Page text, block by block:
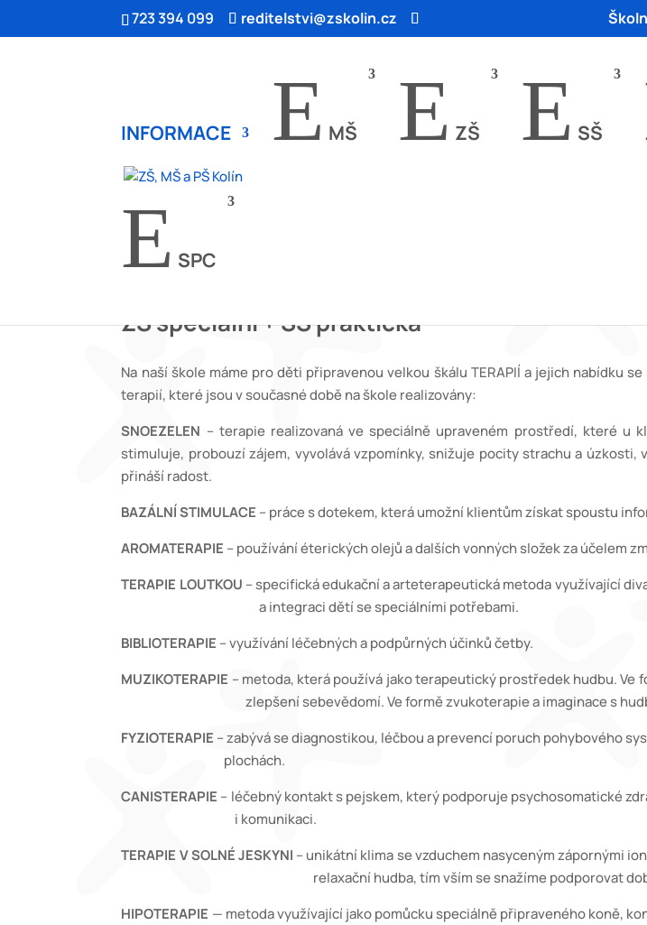
723 394 099 reditelstvi@zskolin.cz
INFORMACE E MŠ E ZŠ E SŠ
E SPC
ÚVOD9
TERAPIE
ZŠ speciální + SŠ praktická
Na naší škole máme pro děti připravenou velkou škálu TERAPIÍ a jejich nabídku
terapií, které jsou v současné době na škole realizovány:
SNOEZELEN – terapie realizovaná ve speciálně upraveném prostředí, které
stimuluje, probouzí zájem, vyvolává vzpomínky, snižuje pocity strachu a
přináší radost.
BAZÁLNÍ STIMULACE – práce s dotekem, která umožní klientům získat spoustu
AROMATERAPIE – používání éterických olejů a dalších vonných složek za účelem
TERAPIE LOUTKOU – specifická edukační a arteterapeutická metoda využívající
a integraci dětí se speciálními potřebami.
BIBLIOTERAPIE – využívání léčebných a podpůrných účinků četby.
MUZIKOTERAPIE – metoda, která používá jako terapeutický prostředek hudbu.
zlepšení sebevědomí. Ve formě zvukoterapie a imaginace s hudbou
FYZIOTERAPIE – zabývá se diagnostikou, léčbou a prevencí poruch
plochách.
CANISTERAPIE – léčebný kontakt s pejskem, který podporuje
i komunikaci.
TERAPIE V SOLNÉ JESKYNI – unikátní klima se vzduchem nasyceným
relaxační hudba, tím vším se snažíme podporovat dobrý
HIPOTERAPIE — metoda využívající jako pomůcku speciálně připraveného koně,